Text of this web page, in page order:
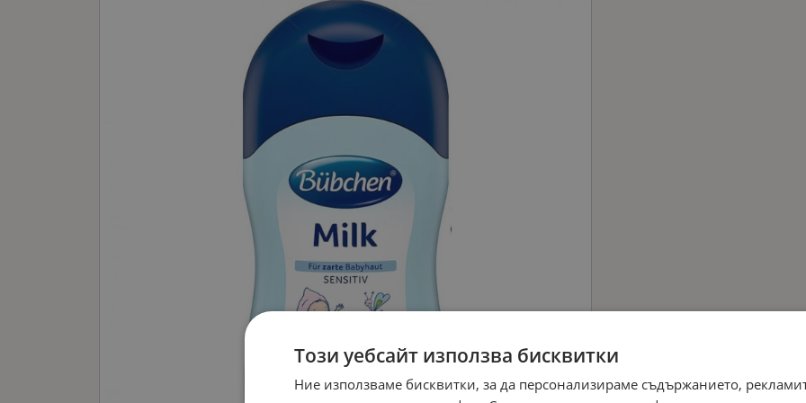
Този уебсайт използва бисквитки
Ние използваме бисквитки, за да персонализираме съдържанието,